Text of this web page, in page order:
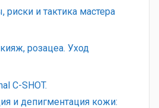
риски и тактика мастера
розацеа. Уход
C-SHOT.
и депигментация кожи: